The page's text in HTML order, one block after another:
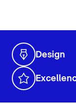
Design